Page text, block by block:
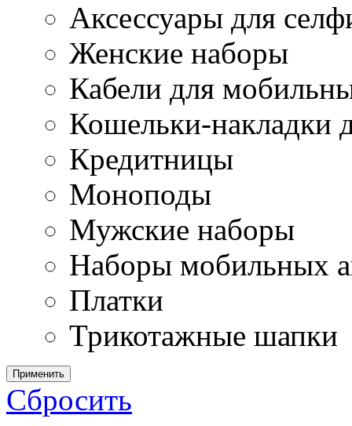
Аксессуары для
Женские наборы
Кабели для
Кошельки-накладки
Кредитницы
Моноподы
Мужские наборы
Наборы мобильных
Платки
Трикотажные шапки
Применить
Сбросить